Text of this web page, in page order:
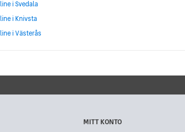
i Svedala
i Knivsta
i Västerås
MITT KONTO